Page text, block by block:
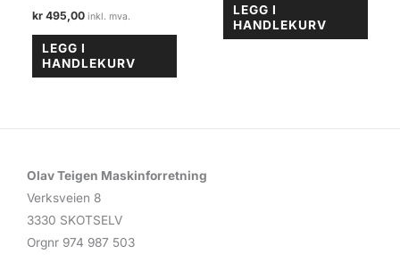
kr 495,00
LEGG I
HANDLEKURV
LEGG I
HANDLEKURV
Olav Teigen Maskinforretning
Verksveien 8
3330 SKOTSELV
Orgnr 974 987 503